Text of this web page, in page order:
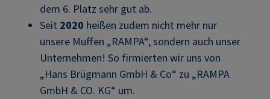
dem 6. Platz sehr gut ab.
Seit 2020 heißen zudem nicht mehr nur
unsere Muffen „RAMPA“, sondern auch unser
Unternehmen! So firmierten wir uns von
„Hans Brügmann GmbH & Co“ zu „RAMPA
GmbH & CO. KG“ um.